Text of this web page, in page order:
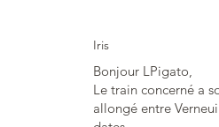
Iris
Bonjour LPigato,
Le train concerné a
allongé entre